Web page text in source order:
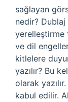
sağlayan
nedir?
yerelleştirme
ve dil
kitlelere
yazılır? Bu
olarak
kabul edilir.